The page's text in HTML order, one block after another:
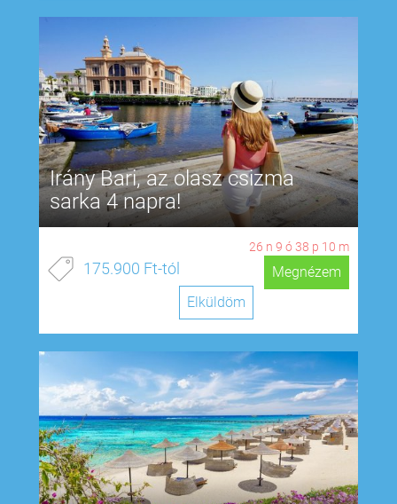
Irány Bari, az olasz csizma
sarka 4 napra!
26 n9ó38 p9 m
175.900 Ft-tól
Megnézem
Elküldöm